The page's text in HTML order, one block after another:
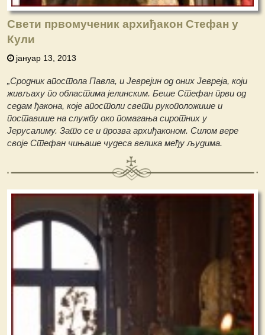
Свети првомученик архиђакон Стефан у
Кули
јануар 13, 2013
„Сродник апостола Павла, и Јеврејин од оних Јевреја, који
живљаху по областима јелинским. Беше Стефан први од
седам ђакона, које апостоли свети рукоположише и
поставише на службу око помагања сиротних у
Јерусалиму. Зато се и прозва архиђаконом. Силом вере
своје Стефан чињаше чудеса велика међу људима.